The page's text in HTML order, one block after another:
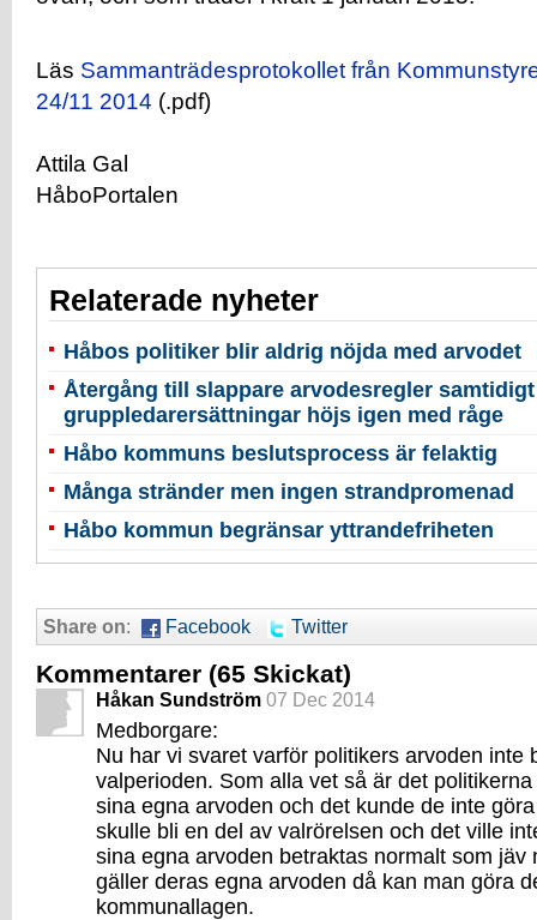
Läs Sammanträdesprotokollet från
24/11 2014 (.pdf)
Attila Gal
HåboPortalen
Relaterade nyheter
Håbos politiker blir aldrig nöjda med arvodet
Återgång till slappare arvodesregler
gruppledarersättningar höjs igen med råge
Håbo kommuns beslutsprocess är felaktig
Många stränder men ingen strandpromenad
Håbo kommun begränsar yttrandefriheten
Share on: Facebook Twitter
Kommentarer (65 Skickat)
Håkan Sundström 07 Dec 2014
Medborgare:
Nu har vi svaret varför politikers arvoden inte
valperioden. Som alla vet så är det
sina egna arvoden och det kunde de inte
skulle bli en del av valrörelsen och det ville
sina egna arvoden betraktas normalt som jäv
gäller deras egna arvoden då kan man göra
kommunallagen.